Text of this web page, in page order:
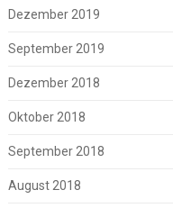
Dezember 2019
September 2019
Dezember 2018
Oktober 2018
September 2018
August 2018